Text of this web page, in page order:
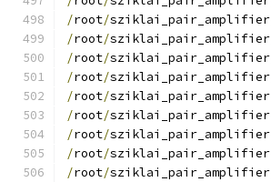
/root/sziklai_pair_amplifier
/root/sziklai_pair_amplifier
/root/sziklai_pair_amplifier
/root/sziklai_pair_amplifier
/root/sziklai_pair_amplifier
/root/sziklai_pair_amplifier
/root/sziklai_pair_amplifier
/root/sziklai_pair_amplifier
/root/sziklai_pair_amplifier